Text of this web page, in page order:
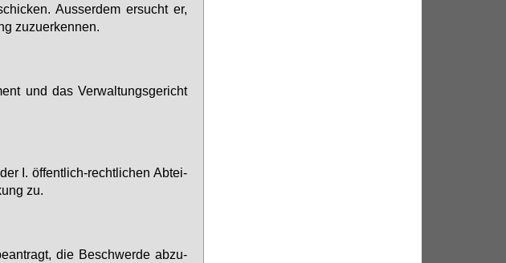
Aus­ser­dem er­sucht er,
zu­zu­er­ken­nen.
und das Ver­wal­tungs­ge­richt
I. öf­fent­lich-recht­li­chen Ab­tei­
zu.
die Be­schwer­de ab­zu­